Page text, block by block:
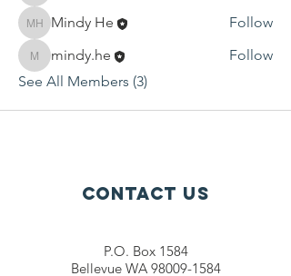
Mindy He
Mindy He Follow
mindy.he
mindy.he
Follow
See All Members (3)
Contact Us
P.O. Box 1584
Bellevue WA 98009-1584